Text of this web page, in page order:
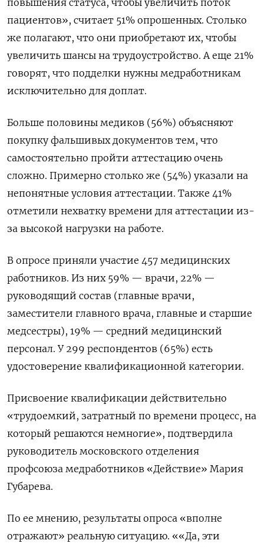
повышения статуса, чтобы увеличить поток
пациентов», считает 51% опрошенных. Столько
же полагают, что они приобретают их, чтобы
увеличить шансы на трудоустройство. А еще 21%
говорят, что подделки нужны медработникам
исключительно для доплат.
Больше половины медиков (56%) объясняют
покупку фальшивых документов тем, что
самостоятельно пройти аттестацию очень
сложно. Примерно столько же (54%) указали на
непонятные условия аттестации. Также 41%
отметили нехватку времени для аттестации из-
за высокой нагрузки на работе.
В опросе приняли участие 457 медицинских
работников. Из них 59% — врачи, 22% —
руководящий состав (главные врачи,
заместители главного врача, главные и старшие
медсестры), 19% — средний медицинский
персонал. У 299 респондентов (65%) есть
удостоверение квалификационной категории.
Присвоение квалификации действительно
«трудоемкий, затратный по времени процесс, на
который решаются немногие», подтвердила
руководитель московского отделения
профсоюза медработников «Действие» Мария
Губарева.
По ее мнению, результаты опроса «вполне
отражают» реальную ситуацию. ««Да, эти